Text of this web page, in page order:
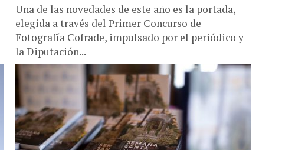
Una de las novedades de este año es la portada,
elegida a través del Primer Concurso de
Fotografía Cofrade, impulsado por el periódico y
la Diputación...